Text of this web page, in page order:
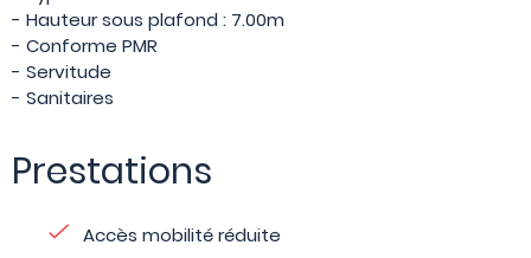
- Hauteur sous plafond : 7.00m
- Conforme PMR
- Servitude
- Sanitaires
Prestations
Accès mobilité réduite